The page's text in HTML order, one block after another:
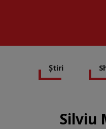
Știri
Silviu